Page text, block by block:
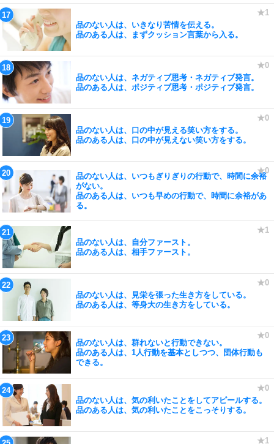
品のない人は、いきなり苦情を伝える。
品のある人は、まずクッション言葉から入る。
品のない人は、ネガティブ思考・ネガティブ発言。
品のある人は、ポジティブ思考・ポジティブ発言。
品のない人は、口の中が見える笑い方をする。
品のある人は、口の中が見えない笑い方をする。
品のない人は、いつもぎりぎりの行動で、時間に余裕
がない。
品のある人は、いつも早めの行動で、時間に余裕があ
る。
品のない人は、自分ファースト。
品のある人は、相手ファースト。
品のない人は、見栄を張った生き方をしている。
品のある人は、等身大の生き方をしている。
品のない人は、群れないと行動できない。
品のある人は、1人行動を基本としつつ、団体行動も
できる。
品のない人は、気の利いたことをしてアピールする。
品のある人は、気の利いたことをこっそりする。